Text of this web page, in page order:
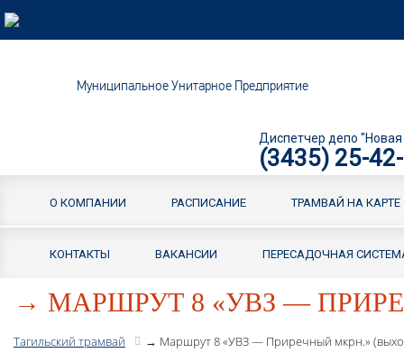
Муниципальное Унитарное Предприятие
Диспетчер депо
(3435) 25-
О КОМПАНИИ РАСПИСАНИЕ ТРАМВАЙ НА КАРТЕ
КОНТАКТЫ ВАКАНСИИ ПЕРЕСАДОЧНАЯ
→ МАРШРУТ 8 «УВЗ —
Тагильский трамвай → Маршрут 8 «УВЗ — Приречный мкрн.»